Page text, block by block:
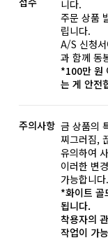
니다.
주문 상품
립니다.
A/S 신청
과 함께 동
*100만 원
는 게 안전
주의사항 금 상품의
찌그러짐,
유의하여
이러한 변
가능합니
*화이트 골
됩니다.
착용자의
작업이 가